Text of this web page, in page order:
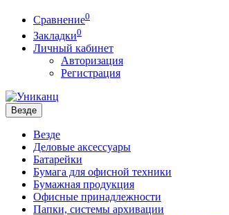
Сравнение0
Закладки0
Личный кабинет
Авторизация
Регистрация
Везде
Везде
Деловые аксессуары
Батарейки
Бумага для офисной техники
Бумажная продукция
Офисные принадлежности
Папки, системы архивации